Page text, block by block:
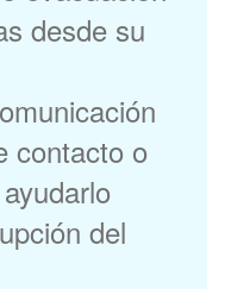
desde su
contacto o
del